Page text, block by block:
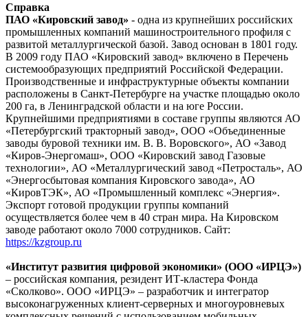
Справка
ПАО «Кировский завод» - одна из крупнейших российских
промышленных компаний машиностроительного профиля с
развитой металлургической базой. Завод основан в 1801 году.
В 2009 году ПАО «Кировский завод» включено в Перечень
системообразующих предприятий Российской Федерации.
Производственные и инфраструктурные объекты компании
расположены в Санкт-Петербурге на участке площадью около
200 га, в Ленинградской области и на юге России.
Крупнейшими предприятиями в составе группы являются АО
«Петербургский тракторный завод», ООО «Объединенные
заводы буровой техники им. В. В. Воровского», АО «Завод
«Киров-Энергомаш», ООО «Кировский завод Газовые
технологии», АО «Металлургический завод «Петросталь», АО
«Энергосбытовая компания Кировского завода», АО
«КировТЭК», АО «Промышленный комплекс «Энергия».
Экспорт готовой продукции группы компаний
осуществляется более чем в 40 стран мира. На Кировском
заводе работают около 7000 сотрудников. Сайт:
https://kzgroup.ru
«Институт развития цифровой экономики» (ООО «ИРЦЭ»)
– российская компания, резидент ИТ-кластера Фонда
«Сколково». ООО «ИРЦЭ» – разработчик и интегратор
высоконагруженных клиент-серверных и многоуровневых